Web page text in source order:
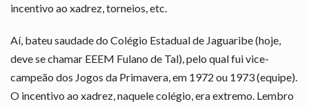
incentivo ao xadrez, torneios, etc.
Aí, bateu saudade do Colégio Estadual de Jaguaribe (hoje,
deve se chamar EEEM Fulano de Tal), pelo qual fui vice-
campeão dos Jogos da Primavera, em 1972 ou 1973 (equipe).
O incentivo ao xadrez, naquele colégio, era extremo. Lembro